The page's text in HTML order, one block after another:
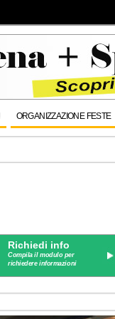
ORGANIZZAZIONE FESTE
Richiedi info
Compila il modulo per
richiedere informazioni